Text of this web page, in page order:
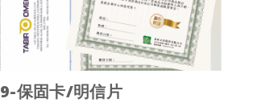
9-保固卡/明信片